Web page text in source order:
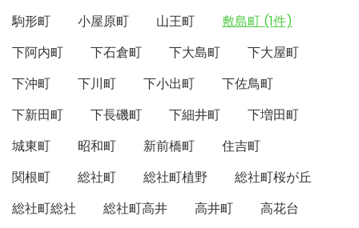
駒形町
小屋原町 山王町
敷島町 (1件)
下阿内町
下石倉町 下大島町
下大屋町
下沖町
下川町 下小出町
下佐鳥町
下新田町
下長磯町 下細井町
下増田町
城東町
昭和町 新前橋町
住吉町
関根町
総社町 総社町植野
総社町桜が丘
総社町総社
総社町高井 高井町
高花台